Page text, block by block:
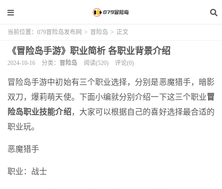
当前位置： 079冒险岛发布网 > 冒险岛 > 正文
《冒险岛手游》职业简析 各职业背景介绍
2024-10-16 分类： 冒险岛 阅读(520) 评论(0)
冒险岛手游中初始有三个职业选择，分别是恶魔猎手，暗影
双刀，爆莉萌天使。下面小编就分别介绍一下这三个职业冒
险岛职业技能介绍，大家可以根据自己的喜好选择最合适的
职业玩。
恶魔猎手
职业：战士